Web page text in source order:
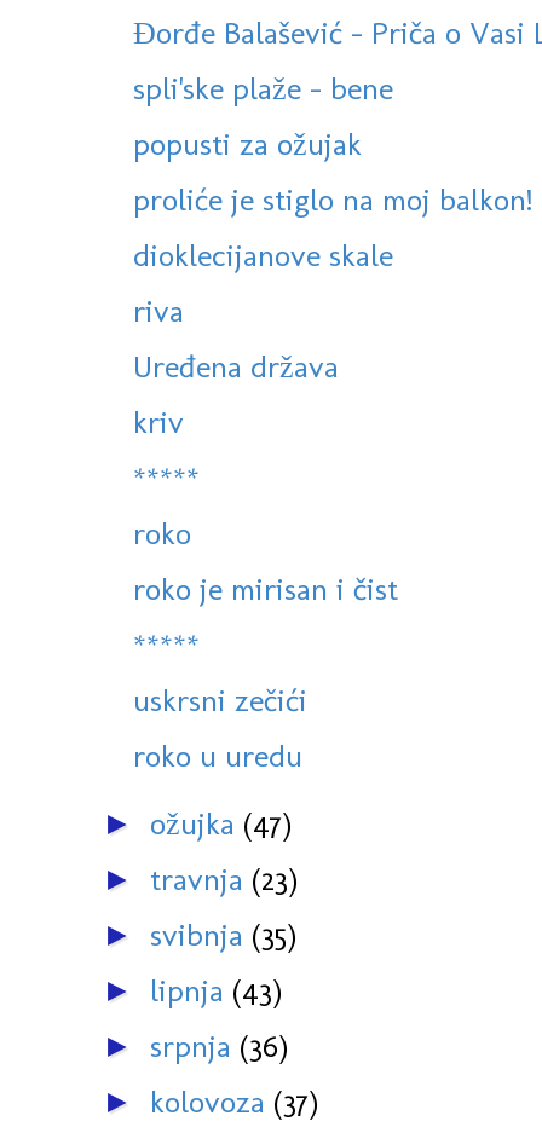
Đorđe Balašević - Priča o Vasi
spli'ske plaže - bene
popusti za ožujak
proliće je stiglo na moj balkon!
dioklecijanove skale
riva
Uređena država
kriv
*****
roko
roko je mirisan i čist
*****
uskrsni zečići
roko u uredu
► ožujka (47)
► travnja (23)
► svibnja (35)
► lipnja (43)
► srpnja (36)
► kolovoza (37)